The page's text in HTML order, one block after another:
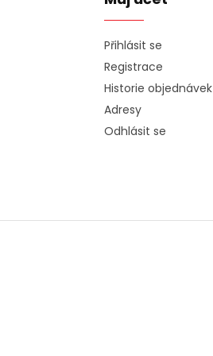
Přihlásit se
Registrace
Historie objednávek
Adresy
Odhlásit se